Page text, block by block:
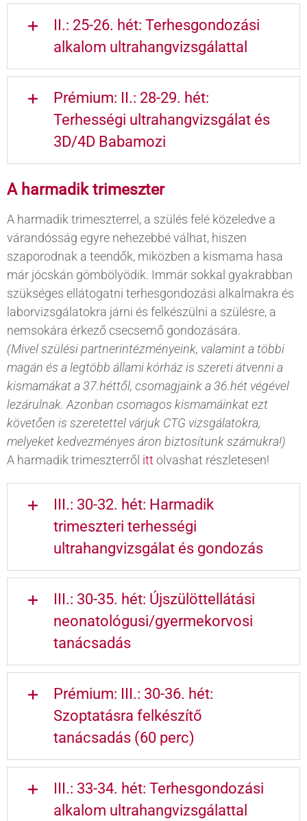
II.: 25-26. hét: Terhesgondozási
alkalom ultrahangvizsgálattal
Prémium: II.: 28-29. hét:
Terhességi ultrahangvizsgálat és
3D/4D Babamozi
A harmadik trimeszter
A harmadik trimeszterrel, a szülés felé közeledve a
várandósság egyre nehezebbé válhat, hiszen
szaporodnak a teendők, miközben a kismama hasa
már jócskán gömbölyödik. Immár sokkal gyakrabban
szükséges ellátogatni terhesgondozási alkalmakra és
laborvizsgálatokra járni és felkészülni a szülésre, a
nemsokára érkező csecsemő gondozására.
(Mivel szülési partnerintézményeink, valamint a többi
magán és a legtöbb állami kórház is szereti átvenni a
kismamákat a 37.héttől, csomagjaink a 36.hét végével
lezárulnak. Azonban csomagos kismamáinkat ezt
követően is szeretettel várjuk CTG vizsgálatokra,
melyeket kedvezményes áron biztosítunk számukra!)
A harmadik trimeszterről itt olvashat részletesen!
III.: 30-32. hét: Harmadik
trimeszteri terhességi
ultrahangvizsgálat és gondozás
III.: 30-35. hét: Újszülöttellátási
neonatológusi/gyermekorvosi
tanácsadás
Prémium: III.: 30-36. hét:
Szoptatásra felkészítő
tanácsadás (60 perc)
III.: 33-34. hét: Terhesgondozási
alkalom ultrahangvizsgálattal